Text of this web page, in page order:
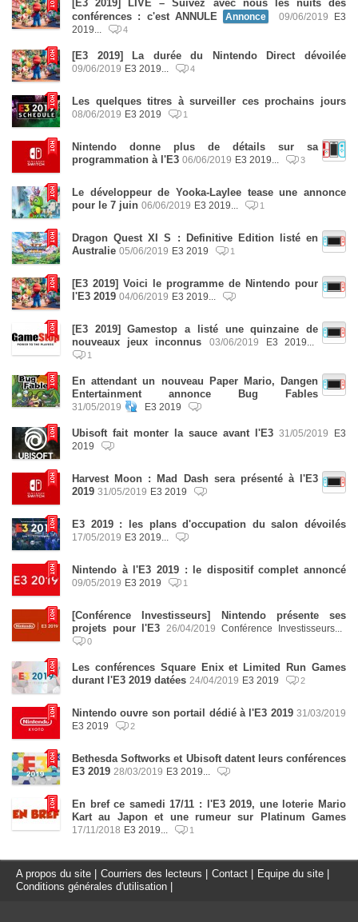
[E3 2019] LIVE – Suivez avec nous les nuits des
conférences : c'est ANNULE
Annonce 09/06/2019
E3
2019...
4
[E3 2019] La durée du Nintendo Direct dévoilée
09/06/2019 E3 2019... 4
Les quelques titres à surveiller ces prochains jours
08/06/2019 E3 2019 1
Nintendo donne plus de détails sur sa
programmation à l'E3 06/06/2019 E3 2019... 3
Le développeur de Yooka-Laylee tease une annonce
pour le 7 juin 06/06/2019 E3 2019... 1
Dragon Quest XI S : Definitive Edition listé en
Australie 05/06/2019 E3 2019 1
[E3 2019] Voici le programme de Nintendo pour
l'E3 2019 04/06/2019 E3 2019...
[E3 2019] Gamestop a listé une quinzaine de
nouveaux jeux inconnus
03/06/2019 E3 2019...
1
En attendant un nouveau Paper Mario, Dangen
Entertainment annonce Bug Fables
31/05/2019 E3 2019
Ubisoft fait monter la sauce avant l'E3 31/05/2019
E3
2019
Harvest Moon : Mad Dash sera présenté à l'E3
2019 31/05/2019 E3 2019
E3 2019 : les plans d'occupation du salon dévoilés
17/05/2019 E3 2019...
Nintendo à l'E3 2019 : le dispositif complet annoncé
09/05/2019 E3 2019 1
[Conférence Investisseurs] Nintendo présente ses
projets pour l'E3
26/04/2019 Conférence Investisseurs...
0
Les conférences Square Enix et Limited Run Games
durant l'E3 2019 datées 24/04/2019 E3 2019 2
Nintendo ouvre son portail dédié à l'E3 2019 31/03/2019
E3 2019
2
Bethesda Softworks et Ubisoft datent leurs conférences
E3 2019 28/03/2019 E3 2019...
En bref ce samedi 17/11 : l'E3 2019, une loterie Mario
Kart au Japon et une rumeur sur Platinum Games
17/11/2018 E3 2019... 1
A propos du site Courriers des lecteurs Contact Equipe du site
Conditions générales d'utilisation